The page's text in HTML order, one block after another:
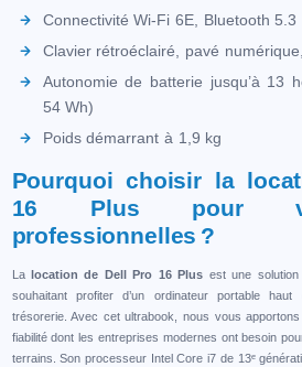
Connectivité Wi-Fi 6E, Bluetooth 5.3
Clavier rétroéclairé, pavé
Autonomie de batterie jusqu’à 13
54 Wh)
Poids démarrant à 1,9 kg
Pourquoi choisir la
16 Plus pour
professionnelles ?
La location de Dell Pro 16 Plus est une
souhaitant profiter d’un ordinateur portable
trésorerie. Avec cet ultrabook, nous vous
fiabilité dont les entreprises modernes ont besoin
terrains. Son processeur Intel Core i7 de 13ᵉ